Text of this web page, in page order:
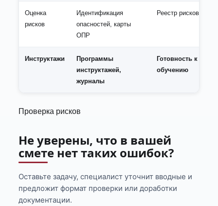
Оценка
рисков
Идентификация
опасностей, карты
ОПР
Реестр рисков
Инструктажи
Программы
инструктажей,
журналы
Готовность к
обучению
Проверка рисков
Не уверены, что в вашей
смете нет таких ошибок?
Оставьте задачу, специалист уточнит вводные и
предложит формат проверки или доработки
документации.